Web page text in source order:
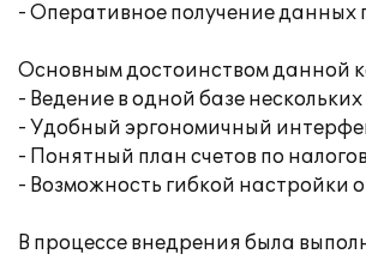
- Оперативное получение данных
Основным достоинством данной
- Ведение в одной базе
- Удобный эргономичный
- Понятный план счетов по
- Возможность гибкой настройки
В процессе внедрения была